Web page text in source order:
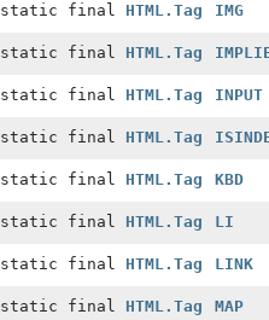
static final HTML.Tag IMG
static final HTML.Tag
static final HTML.Tag INPUT
static final HTML.Tag
static final HTML.Tag KBD
static final HTML.Tag LI
static final HTML.Tag LINK
static final HTML.Tag MAP